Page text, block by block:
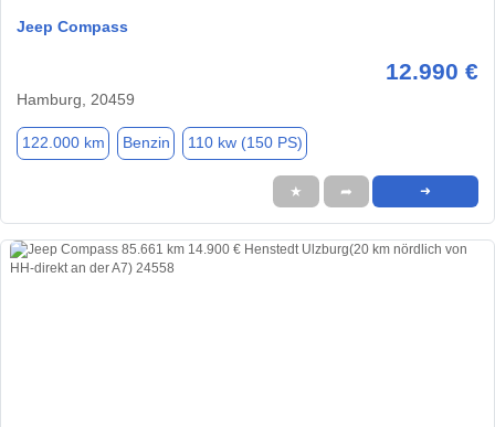
Jeep Compass
12.990 €
Hamburg, 20459
122.000 km Benzin 110 kw (150 PS)
★ ➦ ➜